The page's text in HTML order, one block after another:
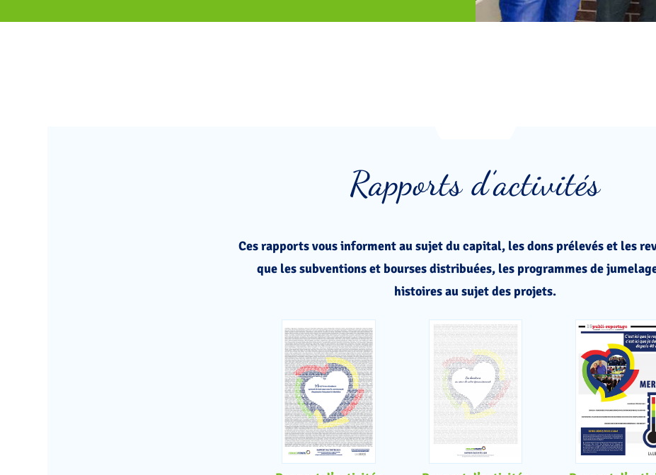
Rapports d’activités
Ces rapports vous informent au sujet du capital, les dons prélevés et les
que les subventions et bourses distribuées, les programmes de
histoires au sujet des projets.